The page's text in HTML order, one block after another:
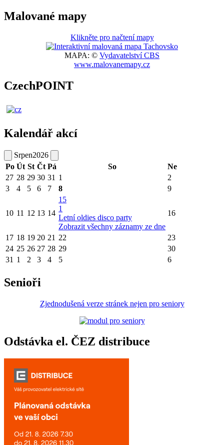
Malované mapy
Klikněte pro načtení mapy
MAPA: © Vydavatelství CBS
www.malovanemapy.cz
CzechPOINT
Kalendář akcí
Srpen2026
Po Út St Čt Pá So
Ne
27 28 29 30 31 1
2
3
4 5 6 7 8 9
10 11 12 13 14
15
1
Letní oldies disco party
Zobrazit všechny záznamy ze dne
16
17 18 19 20 21 22
23
24 25 26 27 28 29
30
31 1 2 3 4 5 6
Senioři
Zjednodušená verze stránek nejen pro seniory
Odstávka el. ČEZ distribuce